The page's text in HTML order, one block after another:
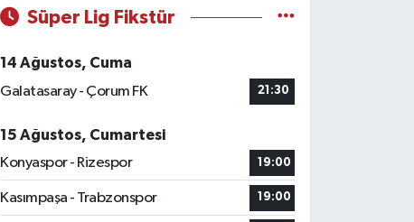
Süper Lig Fikstür
14 Ağustos, Cuma
Galatasaray - Çorum FK
21:30
15 Ağustos, Cumartesi
Konyaspor - Rizespor
19:00
Kasımpaşa - Trabzonspor 19:00